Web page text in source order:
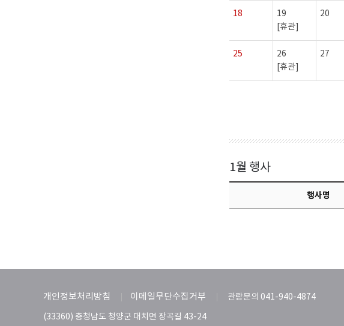
18
19
[휴관]
20
25
26
[휴관]
27
1월 행사
행사명
개인정보처리방침 이메일무단수집거부 관람문의 041-940-4874
(33360) 충청남도 청양군 대치면 장곡길 43-24